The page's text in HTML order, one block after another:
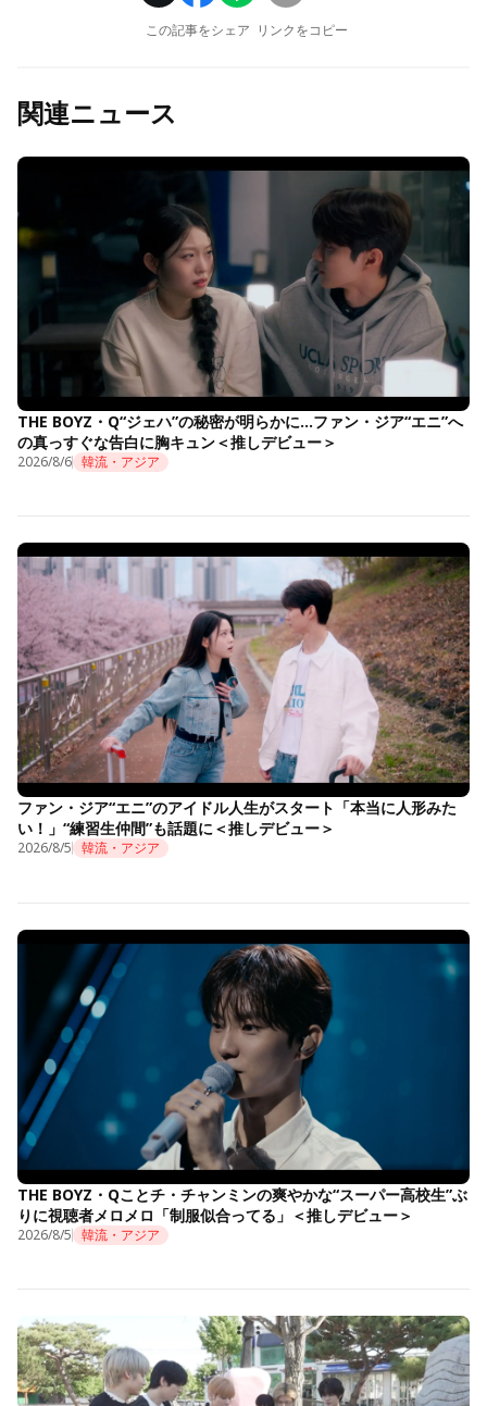
この記事をシェア リンクをコピー
関連ニュース
THE BOYZ・Q“ジェハ”の秘密が明らかに…ファン・ジア“エニ”へ
の真っすぐな告白に胸キュン＜推しデビュー＞
2026/8/6 韓流・アジア
ファン・ジア“エニ”のアイドル人生がスタート「本当に人形みた
い！」“練習生仲間”も話題に＜推しデビュー＞
2026/8/5 韓流・アジア
THE BOYZ・Qことチ・チャンミンの爽やかな“スーパー高校生”ぶ
りに視聴者メロメロ「制服似合ってる」＜推しデビュー＞
2026/8/5 韓流・アジア